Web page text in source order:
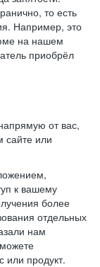
то есть
Например, это
на нашем
приобрёл
от вас,
сайте или
к вашему
более
отдельных
нам
или продукт.